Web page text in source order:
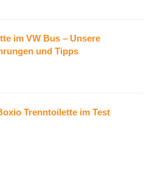
im VW Bus – Unsere
und Tipps
Trenntoilette im Test